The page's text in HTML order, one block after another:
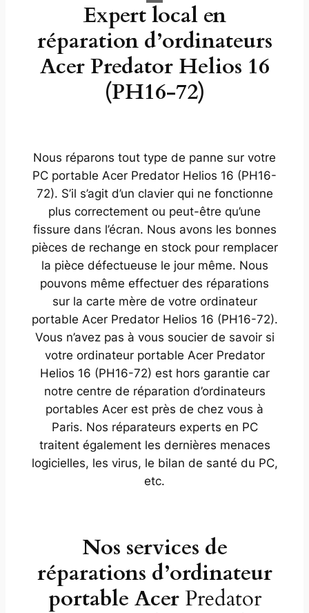
Expert local en
réparation d’ordinateurs
Acer Predator Helios 16
(PH16-72)
Nous réparons tout type de panne sur votre
PC portable Acer Predator Helios 16 (PH16-
72). S’il s’agit d’un clavier qui ne fonctionne
plus correctement ou peut-être qu’une
fissure dans l’écran. Nous avons les bonnes
pièces de rechange en stock pour remplacer
la pièce défectueuse le jour même. Nous
pouvons même effectuer des réparations
sur la carte mère de votre ordinateur
portable Acer Predator Helios 16 (PH16-72).
Vous n’avez pas à vous soucier de savoir si
votre ordinateur portable Acer Predator
Helios 16 (PH16-72) est hors garantie car
notre centre de réparation d’ordinateurs
portables Acer est près de chez vous à
Paris. Nos réparateurs experts en PC
traitent également les dernières menaces
logicielles, les virus, le bilan de santé du PC,
etc.
Nos services de
réparations d’ordinateur
portable AcerPredator